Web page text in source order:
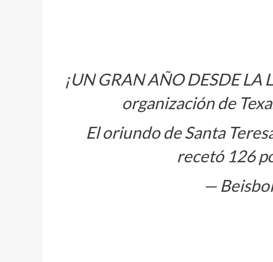
¡UN GRAN AÑO DESDE
organización de
El oriundo de Santa
recetó 126
—